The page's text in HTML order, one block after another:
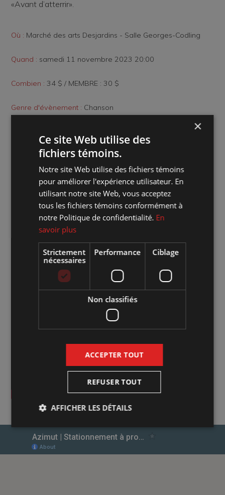
«Avant d’atterrir».
Où : Marché des arts Desjardins - Salle Georges-Codling
Quand : samedi 11 novembre 2023 20:00
Combien :34 $ / MEMBRE : 30 $
Genre d'évènement : Chanson
Site web de l'artiste :Cliquez sur le lien
Accéder à l'événement sur Facebook :Cliquez sur le lien
Achat de billets : Cliquez ici pour la vente en ligne
×
Ce site Web utilise des
fichiers témoins.
Notre site Web utilise des fichiers témoins
pour améliorer l'expérience utilisateur. En
utilisant notre site Web, vous acceptez
tous les fichiers témoins conformément à
notre Politique de confidentialité. En
savoir plus
Strictement
nécessaires
Performance Ciblage
Non classifiés
ACCEPTER TOUT
REFUSER TOUT
AFFICHER LES DÉTAILS